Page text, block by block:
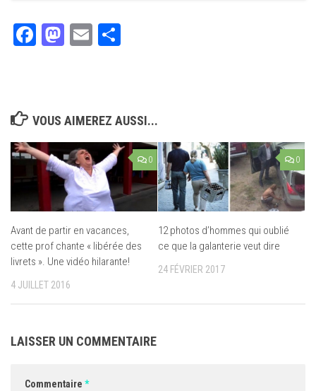
Facebook
Mastodon
Email
VOUS AIMEREZ AUSSI...
0
Avant de partir en vacances,
cette prof chante « libérée des
livrets ». Une vidéo hilarante!
4 JUILLET 2016
0
12 photos d’hommes qui oublié
ce que la galanterie veut dire
24 FÉVRIER 2017
LAISSER UN COMMENTAIRE
Commentaire *